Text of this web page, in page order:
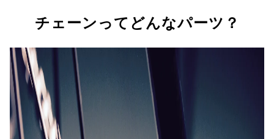
チェーンってどんなパーツ？